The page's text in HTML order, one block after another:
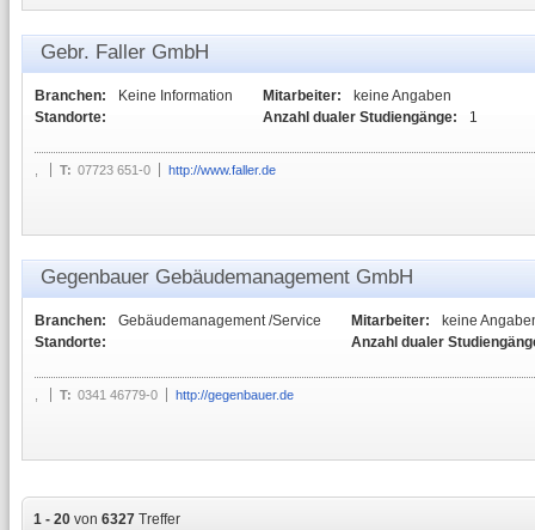
Gebr. Faller GmbH
Branchen:
Keine Information
Standorte:
Mitarbeiter:
keine Angaben
Anzahl dualer Studiengänge:
1
T: 07723 651-0 http://www.faller.de
Gegenbauer Gebäudemanagement GmbH
Branchen:
Gebäudemanagement /Service
Standorte:
Mitarbeiter:
keine
Anzahl dualer
T: 0341 46779-0 http://gegenbauer.de
1 - 20 von 6327 Treffer